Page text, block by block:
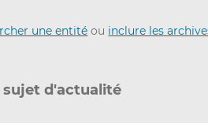
une entité ou inclure les
sujet d'actualité